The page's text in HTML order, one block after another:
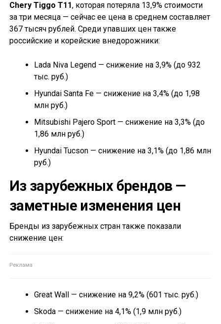
Chery Tiggo T11, которая потеряла 13,9% стоимости
за три месяца — сейчас ее цена в среднем составляет
367 тысяч рублей. Среди упавших цен также
российские и корейские внедорожники:
Lada Niva Legend — снижение на 3,9% (до 932
тыс. руб.)
Hyundai Santa Fe — снижение на 3,4% (до 1,98
млн руб.)
Mitsubishi Pajero Sport — снижение на 3,3% (до
1,86 млн руб.)
Hyundai Tucson — снижение на 3,1% (до 1,86 млн
руб.)
Из зарубежных брендов —
заметные изменения цен
Бренды из зарубежных стран также показали
снижение цен:
Great Wall — снижение на 9,2% (601 тыс. руб.)
Skoda — снижение на 4,1% (1,9 млн руб.)